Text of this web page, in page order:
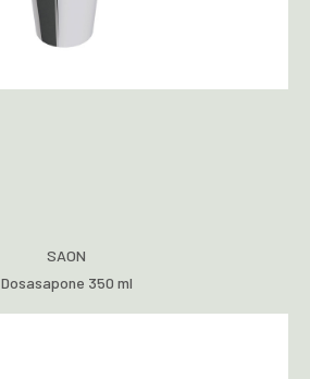
SAON
Dosasapone 350 ml